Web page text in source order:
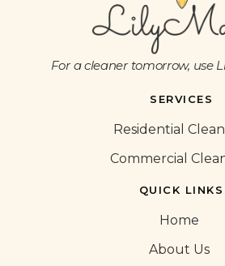
For a cleaner tomorrow, use
SERVICES
Residential
Commercial
QUICK LINKS
Home
About Us